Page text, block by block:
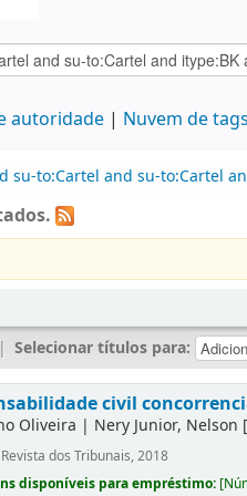
autoridade Nuvem de tags
su-to:Cartel and su-to:Cartel
| Selecionar títulos para:
civil
Oliveira | Nery Junior, Nelson
dos Tribunais, 2018
disponíveis para empréstimo: [